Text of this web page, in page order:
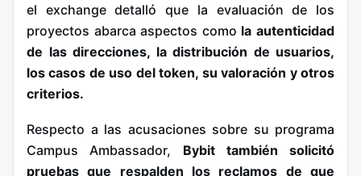
el exchange detalló que la evaluación de los
proyectos abarca aspectos como la autenticidad
de las direcciones, la distribución de usuarios,
los casos de uso del token, su valoración y otros
criterios.
Respecto a las acusaciones sobre su programa
Campus Ambassador, Bybit también solicitó
pruebas que respalden los reclamos de que